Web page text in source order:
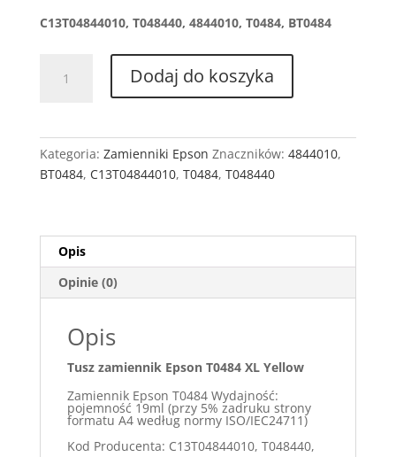
C13T04844010, T048440, 4844010, T0484, BT0484
Dodaj do koszyka
Kategoria: Zamienniki Epson Znaczników: 4844010,
BT0484, C13T04844010, T0484, T048440
Opis
Opinie (0)
Opis
Tusz zamiennik Epson T0484 XL Yellow
Zamiennik Epson T0484 Wydajność:
pojemność 19ml (przy 5% zadruku strony
formatu A4 według normy ISO/IEC24711)
Kod Producenta: C13T04844010, T048440,